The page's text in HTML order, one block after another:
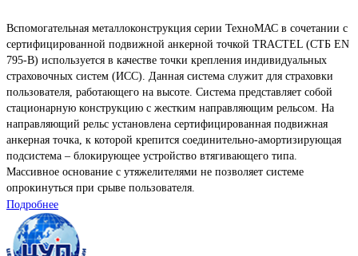
Вспомогательная металлоконструкция серии ТехноМАС в сочетании с
сертифицированной подвижной анкерной точкой TRACTEL (СТБ EN
795‑B) используется в качестве точки крепления индивидуальных
страховочных систем (ИСС). Данная система служит для страховки
пользователя, работающего на высоте. Система представляет собой
стационарную конструкцию с жестким направляющим рельсом. На
направляющий рельс установлена сертифицированная подвижная
анкерная точка, к которой крепится соединительно-амортизирующая
подсистема – блокирующее устройство втягивающего типа.
Массивное основание с утяжелителями не позволяет системе
опрокинуться при срыве пользователя.
Подробнее